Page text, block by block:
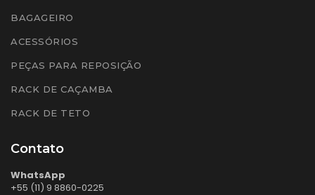
BAGAGEIRO
ACESSÓRIOS
PEÇAS PARA REPOSIÇÃO
RACK DE CAÇAMBA
RACK DE TETO
Contato
WhatsApp
+55 (11) 9 8860-0225